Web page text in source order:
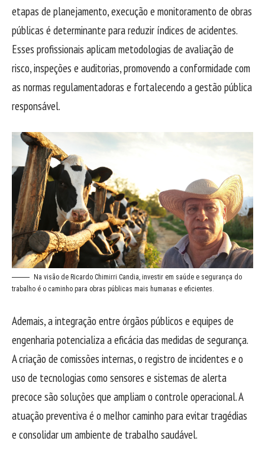
etapas de planejamento, execução e monitoramento de obras
públicas é determinante para reduzir índices de acidentes.
Esses profissionais aplicam metodologias de avaliação de
risco, inspeções e auditorias, promovendo a conformidade com
as normas regulamentadoras e fortalecendo a gestão pública
responsável.
Na visão de Ricardo Chimirri Candia, investir em saúde e segurança do
trabalho é o caminho para obras públicas mais humanas e eficientes.
Ademais, a integração entre órgãos públicos e equipes de
engenharia potencializa a eficácia das medidas de segurança.
A criação de comissões internas, o registro de incidentes e o
uso de tecnologias como sensores e sistemas de alerta
precoce são soluções que ampliam o controle operacional. A
atuação preventiva é o melhor caminho para evitar tragédias
e consolidar um ambiente de trabalho saudável.